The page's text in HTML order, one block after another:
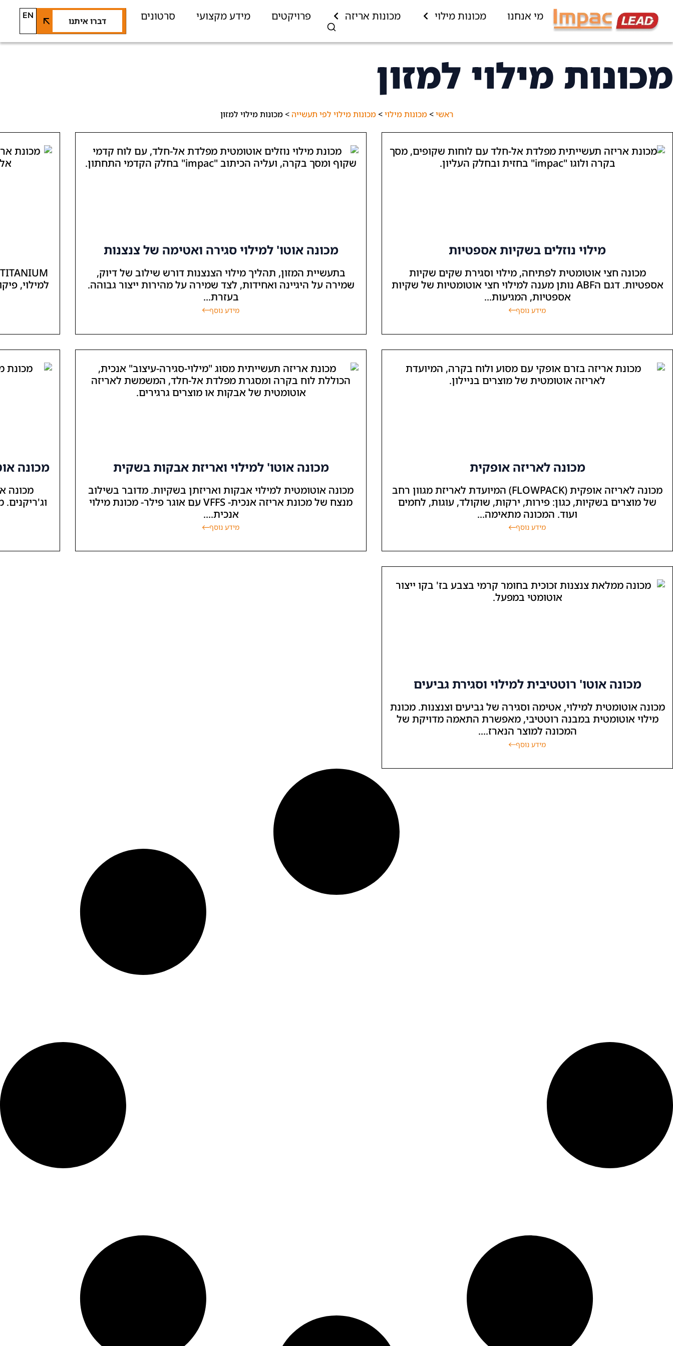
מי אנחנו מכונות מילוי מכונות אריזה פרויקטים מידע מקצועי סרטונים דברו איתנו EN
מכונות מילוי למזון
ראשי>מכונות מילוי>מכונות מילוי לפי תעשייה >מכונות מילוי למזון
מילוי נוזלים בשקיות אספטיות
מכונה חצי אוטומטית לפתיחה, מילוי וסגירת שקים שקיות
אספטיות. דגם הABF נותן מענה למילוי חצי אוטומטיות של שקיות
אספטיות, המגיעות...
מידע נוסף
מכונה אוטו' למילוי סגירה ואטימה של צנצנות
בתעשיית המזון, תהליך מילוי הצנצנות דורש שילוב של דיוק,
שמירה על היגיינה ואחידות, לצד שמירה על מהירות ייצור גבוהה.
בעזרת...
מידע נוסף
למילוי,
מכונה לאריזה אופקית
מכונה לאריזה אופקית (FLOWPACK) המיועדת לאריזת מגוון רחב
של מוצרים בשקיות, כגון: פירות, ירקות, שוקולד, עוגות, לחמים
ועוד. המכונה מתאימה...
מידע נוסף
מכונה אוטו' למילוי ואריזת אבקות בשקית
מכונה אוטומטית למילוי אבקות ואריזתן בשקיות. מדובר בשילוב
מנצח של מכונת אריזה אנכית- VFFS עם אוגר פילר- מכונת מילוי
אנכית....
מידע נוסף
מכונה
מכונה
מכונה אוטו' רוטטיבית למילוי וסגירת גביעים
מכונה אוטומטית למילוי, אטימה וסגירה של גביעים וצנצנות. מכונת
מילוי אוטומטית במבנה רוטטיבי, מאפשרת התאמה מדויקת של
המכונה למוצר הנארז....
מידע נוסף